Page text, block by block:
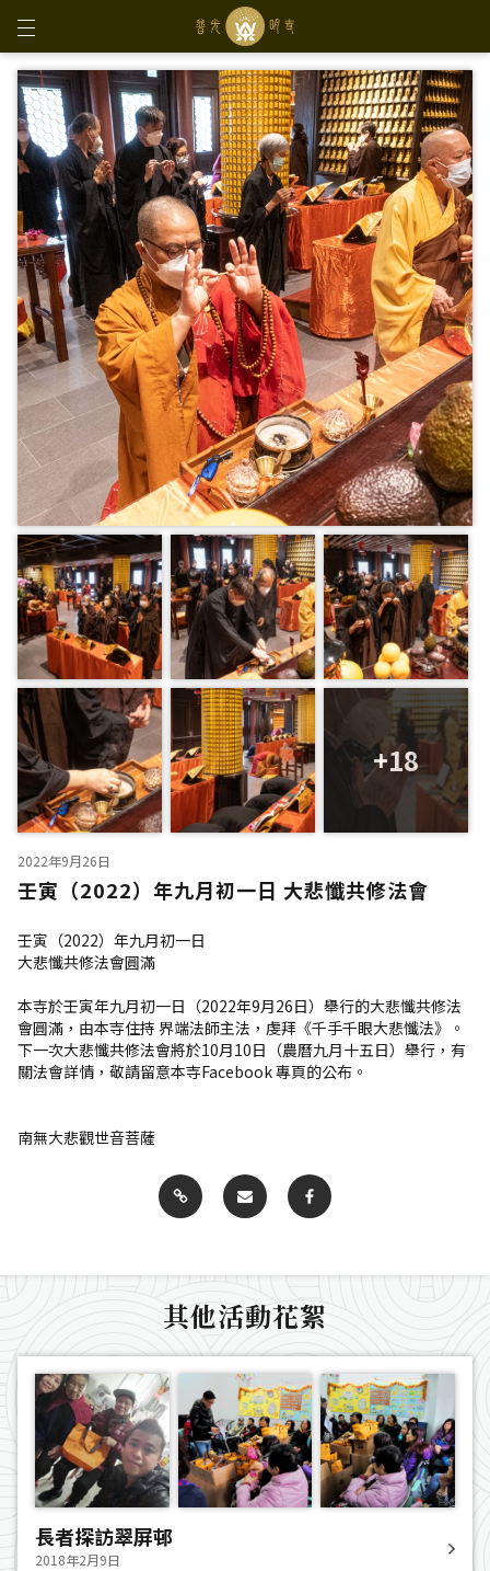
+18
2022年9月26日
壬寅（2022）年九月初一日 大悲懺共修法會
壬寅（2022）年九月初一日
大悲懺共修法會圓滿
本寺於壬寅年九月初一日（2022年9月26日）舉行的大悲懺共修法
會圓滿，由本寺住持 界端法師主法，虔拜《千手千眼大悲懺法》。
下一次大悲懺共修法會將於10月10日（農曆九月十五日）舉行，有
關法會詳情，敬請留意本寺Facebook 專頁的公布。
南無大悲觀世音菩薩
其他活動花絮
長者探訪翠屏邨
2018年2月9日